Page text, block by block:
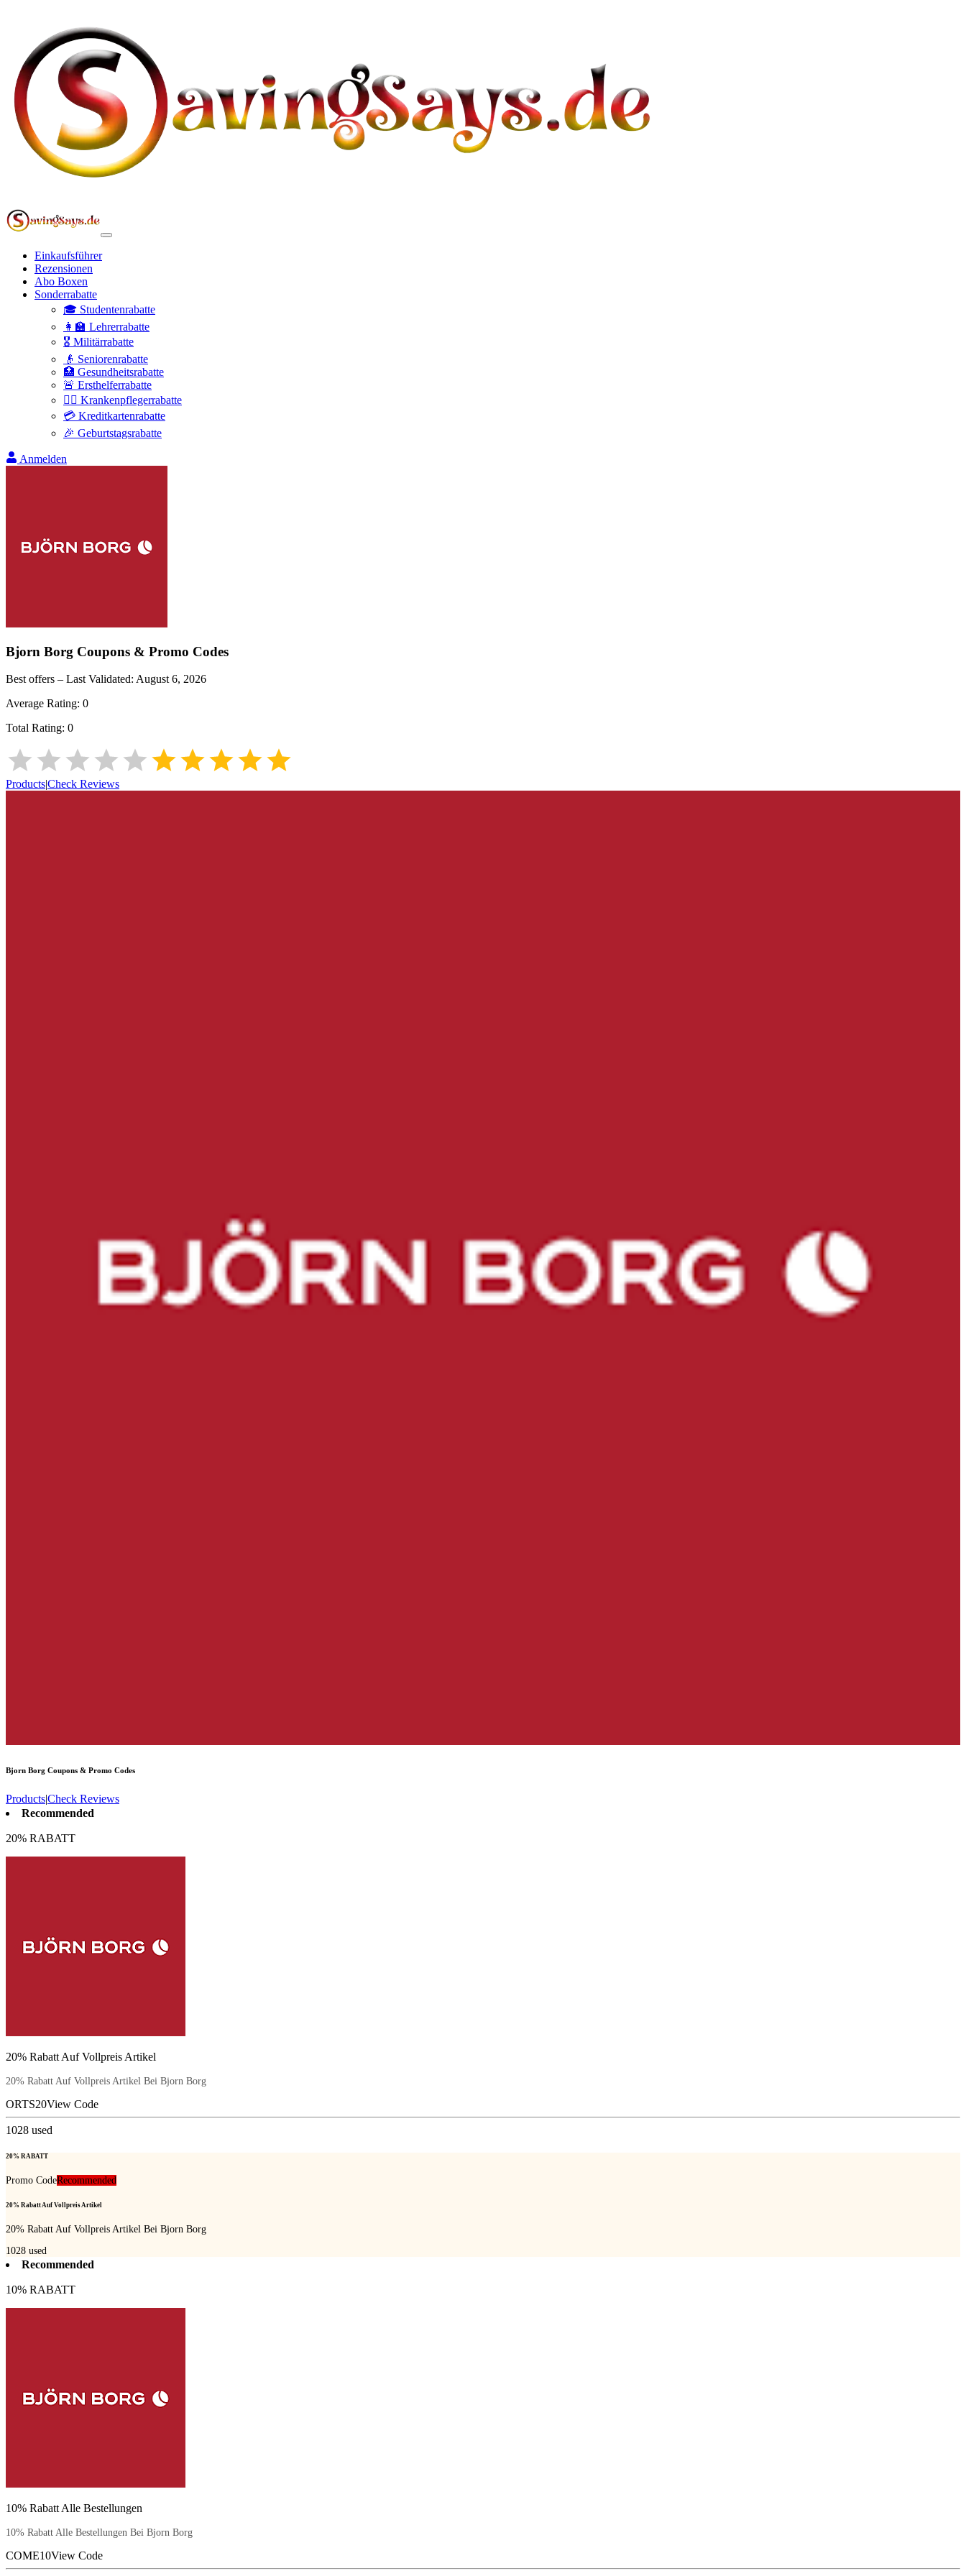
Einkaufsführer
Rezensionen
Abo Boxen
Sonderrabatte
🎓 Studentenrabatte
👩‍🏫 Lehrerrabatte
🎖️ Militärrabatte
👴 Seniorenrabatte
🏥 Gesundheitsrabatte
🚨 Ersthelferrabatte
👩‍⚕️ Krankenpflegerrabatte
💳 Kreditkartenrabatte
🎉 Geburtstagsrabatte
Anmelden
Bjorn Borg Coupons & Promo Codes
Best offers – Last Validated: August 6, 2026
Average Rating: 0
Total Rating: 0
Products|Check Reviews
Bjorn Borg Coupons & Promo Codes
Products|Check Reviews
Recommended
20% RABATT
20% Rabatt Auf Vollpreis Artikel
20% Rabatt Auf Vollpreis Artikel Bei Bjorn Borg
ORTS20View Code
1028 used
20% RABATT
Promo CodeRecommended
20% Rabatt Auf Vollpreis Artikel
20% Rabatt Auf Vollpreis Artikel Bei Bjorn Borg
1028 used
Recommended
10% RABATT
10% Rabatt Alle Bestellungen
10% Rabatt Alle Bestellungen Bei Bjorn Borg
COME10View Code